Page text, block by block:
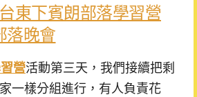
東下賓朗部落學習營
落晚會
營活動第三天，我們接續把剩
一樣分組進行，有人負責花